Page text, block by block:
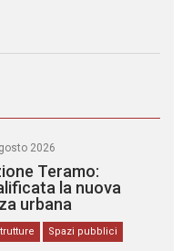
2026
Teramo:
la nuova
urbana
Spazi pubblici